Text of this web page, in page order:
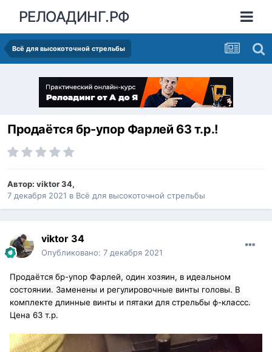
РЕЛОАДИНГ.РФ
Всё для высокоточной стрельбы
Продаётся бр-упор Фарлей 63 т.р.!
Автор: viktor 34,
7 декабря 2021 в Всё для высокоточной стрельбы
viktor 34
Опубликовано: 7 декабря 2021
Продаётся бр-упор Фарлей, один хозяин, в идеальном
состоянии. Заменены и регулировочные винты головы. В
комплекте длинные винты и пятаки для стрельбы ф-классс.
Цена 63 т.р.